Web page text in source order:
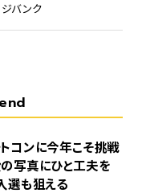
バンク
コンに今年こそ挑戦
写真にひと工夫を
選も狙える